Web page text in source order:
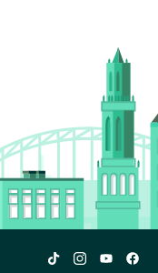
Studiekeuze123